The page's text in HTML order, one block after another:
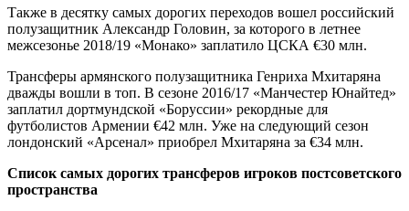
Также в десятку самых дорогих переходов вошел российский
полузащитник Александр Головин, за которого в летнее
межсезонье 2018/19 «Монако» заплатило ЦСКА €30 млн.
Трансферы армянского полузащитника Генриха Мхитаряна
дважды вошли в топ. В сезоне 2016/17 «Манчестер Юнайтед»
заплатил дортмундской «Боруссии» рекордные для
футболистов Армении €42 млн. Уже на следующий сезон
лондонский «Арсенал» приобрел Мхитаряна за €34 млн.
Список самых дорогих трансферов игроков постсоветского
пространства